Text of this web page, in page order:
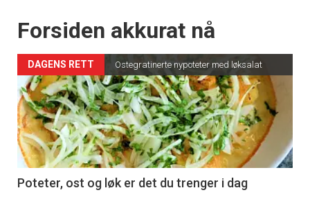
Forsiden akkurat nå
DAGENS RETT Ostegratinerte nypoteter med løksalat
Poteter, ost og løk er det du trenger i dag